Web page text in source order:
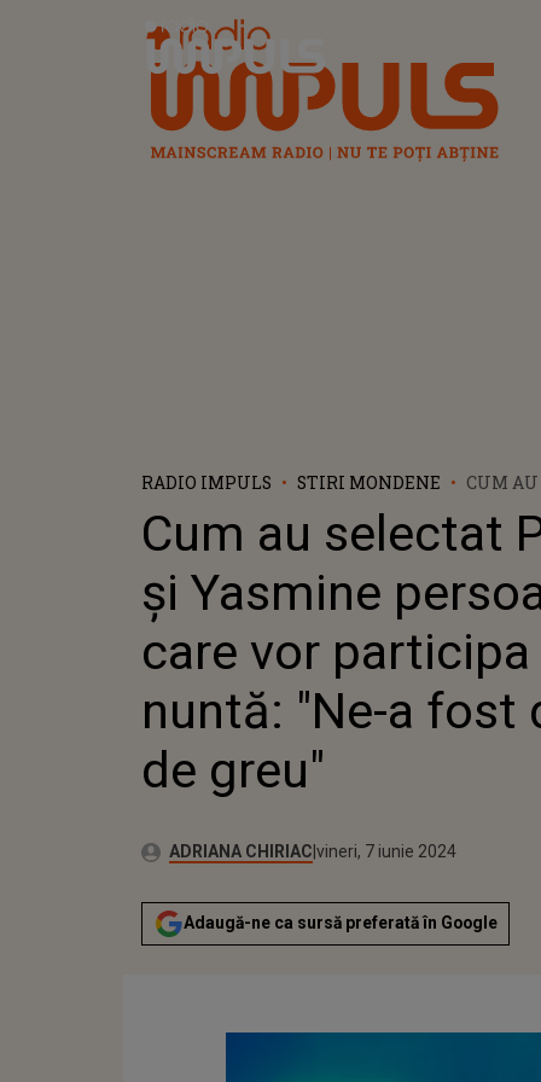
Radio Impuls
RADIO IMPULS STIRI MONDENE
CUM AU
"NE-A
GREU"
Cum au selectat
și Yasmine
care vor participa
nuntă: "Ne-a fost
de greu"
Autor:ADRIANA CHIRIACPublicat:
vineri, 7 iunie 2024
Actualizat:
vineri, 7 iunie 2024
Adaugă-ne ca sursă preferată în Google